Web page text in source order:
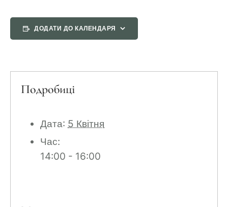
ДОДАТИ ДО КАЛЕНДАРЯ
Подробиці
Дата: 5 Квітня
Час:
14:00 - 16:00